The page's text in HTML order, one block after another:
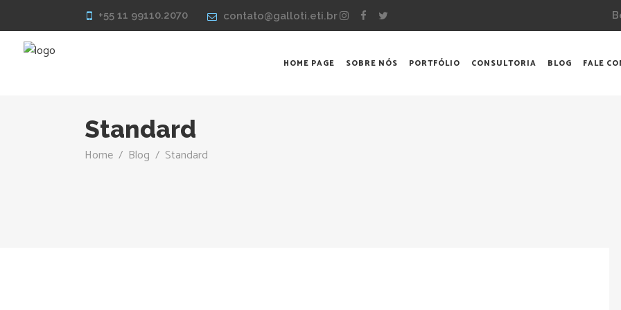
+55 11 99110.2070 contato@galloti.eti.br
HOME PAGE SOBRE NÓS PORTFÓLIO CONSULTORIA BLOG FALE
Standard
Home / Blog / Standard